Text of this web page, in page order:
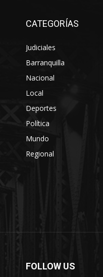
CATEGORÍAS
Judiciales
Barranquilla
Nacional
Local
Deportes
Política
Mundo
Regional
FOLLOW US